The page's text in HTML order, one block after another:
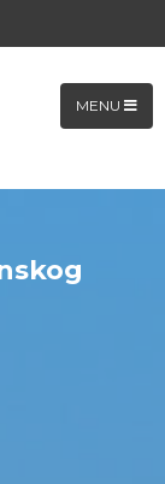
MENU